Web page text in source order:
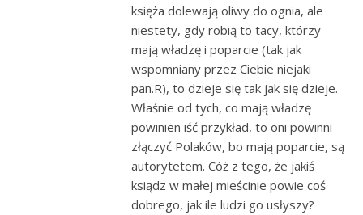
księża dolewają oliwy do ognia, ale
niestety, gdy robią to tacy, którzy
mają władzę i poparcie (tak jak
wspomniany przez Ciebie niejaki
pan.R), to dzieje się tak jak się dzieje.
Właśnie od tych, co mają władzę
powinien iść przykład, to oni powinni
złączyć Polaków, bo mają poparcie, są
autorytetem. Cóż z tego, że jakiś
ksiądz w małej mieścinie powie coś
dobrego, jak ile ludzi go usłyszy?